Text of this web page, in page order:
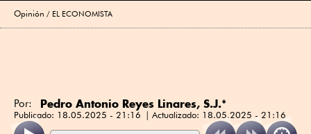
Opinión EL ECONOMISTA
Por: Pedro Antonio Reyes Linares, S.J.*
Publicado: 18.05.2025 - 21:16 Actualizado: 18.05.2025 - 21:16